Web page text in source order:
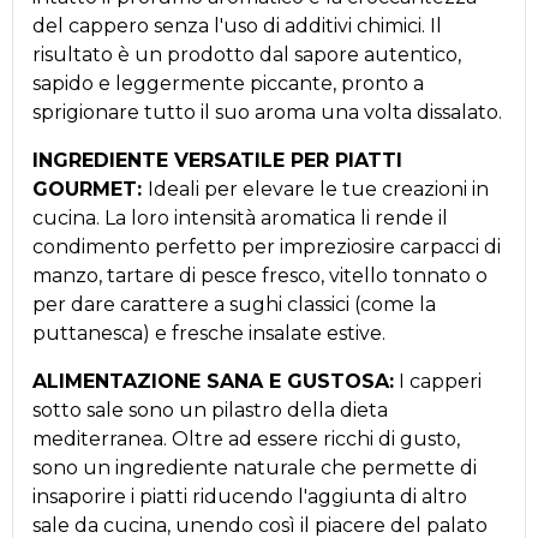
del cappero senza l'uso di additivi chimici. Il
risultato è un prodotto dal sapore autentico,
sapido e leggermente piccante, pronto a
sprigionare tutto il suo aroma una volta dissalato.
INGREDIENTE VERSATILE PER PIATTI
GOURMET: Ideali per elevare le tue creazioni in
cucina. La loro intensità aromatica li rende il
condimento perfetto per impreziosire carpacci di
manzo, tartare di pesce fresco, vitello tonnato o
per dare carattere a sughi classici (come la
puttanesca) e fresche insalate estive.
ALIMENTAZIONE SANA E GUSTOSA: I capperi
sotto sale sono un pilastro della dieta
mediterranea. Oltre ad essere ricchi di gusto,
sono un ingrediente naturale che permette di
insaporire i piatti riducendo l'aggiunta di altro
sale da cucina, unendo così il piacere del palato